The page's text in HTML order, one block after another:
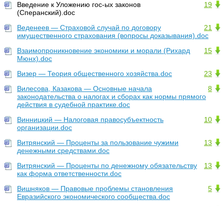
19
Введение к Уложению гос-ых законов
(Сперанский).doc
21
Веденеев — Страховой случай по договору
имущественного страхования (вопросы доказывания).doc
15
Взаимопроникновение экономики и морали (Рихард
Мюнх).doc
23
Визер — Теория общественного хозяйства.doc
8
Вилесова, Казакова — Основные начала
законодательства о налогах и сборах как нормы прямого
действия в судебной практике.doc
10
Винницкий — Налоговая правосубъектность
организации.doc
13
Витрянский — Проценты за пользование чужими
денежными средствами.doc
13
Витрянский — Проценты по денежному обязательству
как форма ответственности.doc
5
Вишняков — Правовые проблемы становления
Евразийского экономического сообщества.doc